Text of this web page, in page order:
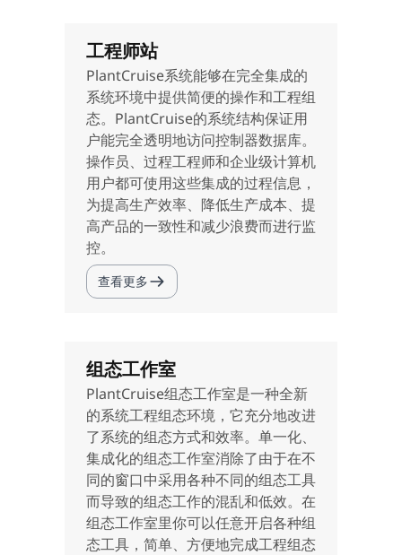
工程师站
PlantCruise系统能够在完全集成的
系统环境中提供简便的操作和工程组
态。PlantCruise的系统结构保证用
户能完全透明地访问控制器数据库。
操作员、过程工程师和企业级计算机
用户都可使用这些集成的过程信息，
为提高生产效率、降低生产成本、提
高产品的一致性和减少浪费而进行监
控。
查看更多
组态工作室
PlantCruise组态工作室是一种全新
的系统工程组态环境，它充分地改进
了系统的组态方式和效率。单一化、
集成化的组态工作室消除了由于在不
同的窗口中采用各种不同的组态工具
而导致的组态工作的混乱和低效。在
组态工作室里你可以任意开启各种组
态工具，简单、方便地完成工程组态